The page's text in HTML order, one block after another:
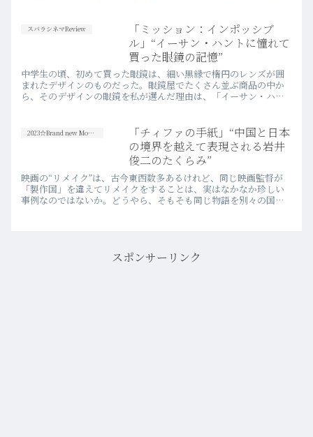
スバラシネマReview
「ミッション：インポッシブ
ル」“イーサン・ハントに憧れて
買った眼鏡の記憶”
中学生の頃、初めて買った眼鏡は、細い黒縁で楕円のレンズが囲
まれたデザインのものだった。眼鏡屋でたくさん並ぶ商品の中か
ら、そのデザインの眼鏡を私が選んだ理由は、「イーサン・ハン
2023☆Brand new Movies
「チィファの手紙」“中国と日本
の境界を越えて表現される岩井
俊二のたくらみ”
映画の“リメイク”は、古今東西数多あるけれど、同じ映画監督が
「製作国」を違えてリメイクをすることは、実はなかなか珍しい
事例なのではないか。どうやら、そもそも同じ物語を別々の国で
スポンサーリンク